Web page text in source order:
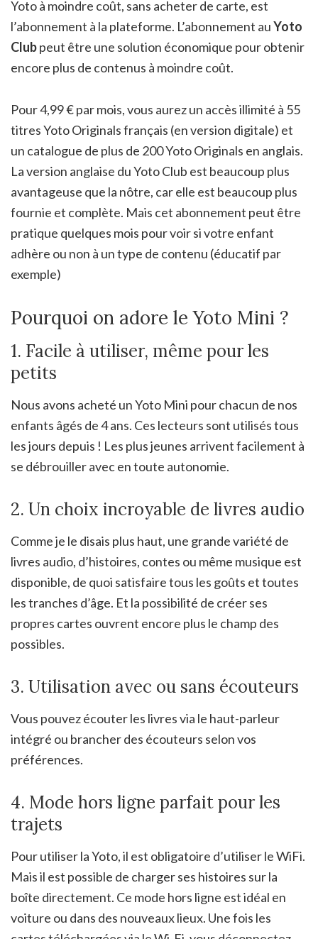
Yoto à moindre coût, sans acheter de carte, est
l’abonnement à la plateforme. L’abonnement auYoto
Clubpeut être une solution économique pour obtenir
encore plus de contenus à moindre coût.
Pour 4,99 € par mois, vous aurez un accès illimité à 55
titres Yoto Originals français (en version digitale) et
un catalogue de plus de 200 Yoto Originals en anglais.
La version anglaise du Yoto Club est beaucoup plus
avantageuse que la nôtre, car elle est beaucoup plus
fournie et complète. Mais cet abonnement peut être
pratique quelques mois pour voir si votre enfant
adhère ou non à un type de contenu (éducatif par
exemple)
Pourquoi on adore le Yoto Mini ?
1. Facile à utiliser, même pour les
petits
Nous avons acheté un Yoto Mini pour chacun de nos
enfants âgés de 4 ans. Ces lecteurs sont utilisés tous
les jours depuis ! Les plus jeunes arrivent facilement à
se débrouiller avec en toute autonomie.
2. Un choix incroyable de livres audio
Comme je le disais plus haut, une grande variété de
livres audio, d’histoires, contes ou même musique est
disponible, de quoi satisfaire tous les goûts et toutes
les tranches d’âge. Et la possibilité de créer ses
propres cartes ouvrent encore plus le champ des
possibles.
3. Utilisation avec ou sans écouteurs
Vous pouvez écouter les livres via le haut-parleur
intégré ou brancher des écouteurs selon vos
préférences.
4. Mode hors ligne parfait pour les
trajets
Pour utiliser la Yoto, il est obligatoire d’utiliser le WiFi.
Mais il est possible de charger ses histoires sur la
boîte directement. Ce mode hors ligne est idéal en
voiture ou dans des nouveaux lieux. Une fois les